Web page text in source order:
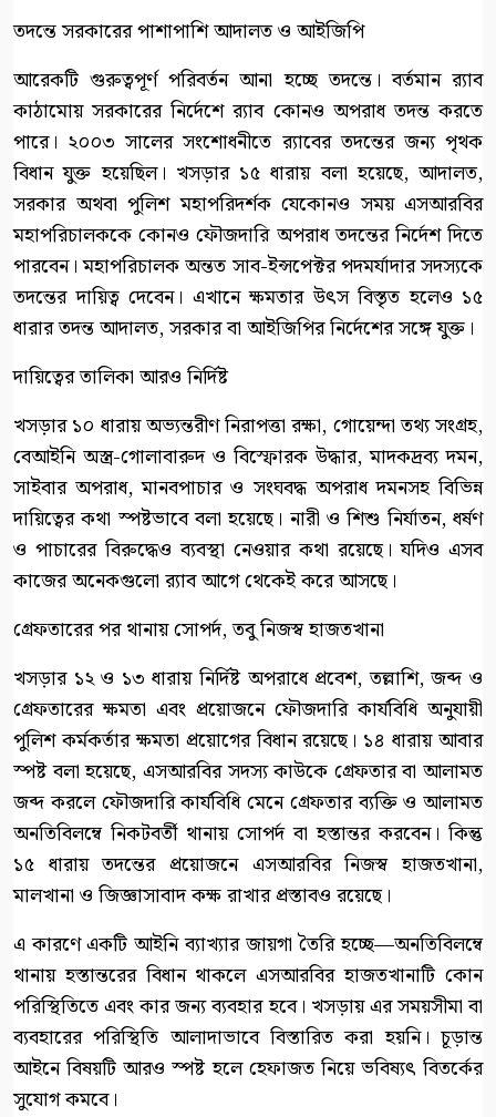
তদন্তে সরকারের পাশাপাশি আদালত ও আইজিপি
আরেকটি গুরুত্বপূর্ণ পরিবর্তন আনা হচ্ছে তদন্তে। বর্তমান র‍্যাব
কাঠামোয় সরকারের নির্দেশে র‍্যাব কোনও অপরাধ তদন্ত করতে
পারে। ২০০৩ সালের সংশোধনীতে র‍্যাবের তদন্তের জন্য পৃথক
বিধান যুক্ত হয়েছিল। খসড়ার ১৫ ধারায় বলা হয়েছে, আদালত,
সরকার অথবা পুলিশ মহাপরিদর্শক যেকোনও সময় এসআরবির
মহাপরিচালককে কোনও ফৌজদারি অপরাধ তদন্তের নির্দেশ দিতে
পারবেন। মহাপরিচালক অন্তত সাব-ইন্সপেক্টর পদমর্যাদার সদস্যকে
তদন্তের দায়িত্ব দেবেন। এখানে ক্ষমতার উৎস বিস্তৃত হলেও ১৫
ধারার তদন্ত আদালত, সরকার বা আইজিপির নির্দেশের সঙ্গে যুক্ত।
দায়িত্বের তালিকা আরও নির্দিষ্ট
খসড়ার ১০ ধারায় অভ্যন্তরীণ নিরাপত্তা রক্ষা, গোয়েন্দা তথ্য সংগ্রহ,
বেআইনি অস্ত্র-গোলাবারুদ ও বিস্ফোরক উদ্ধার, মাদকদ্রব্য দমন,
সাইবার অপরাধ, মানবপাচার ও সংঘবদ্ধ অপরাধ দমনসহ বিভিন্ন
দায়িত্বের কথা স্পষ্টভাবে বলা হয়েছে। নারী ও শিশু নির্যাতন, ধর্ষণ
ও পাচারের বিরুদ্ধেও ব্যবস্থা নেওয়ার কথা রয়েছে। যদিও এসব
কাজের অনেকগুলো র‍্যাব আগে থেকেই করে আসছে।
গ্রেফতারের পর থানায় সোপর্দ, তবু নিজস্ব হাজতখানা
খসড়ার ১২ ও ১৩ ধারায় নির্দিষ্ট অপরাধে প্রবেশ, তল্লাশি, জব্দ ও
গ্রেফতারের ক্ষমতা এবং প্রয়োজনে ফৌজদারি কার্যবিধি অনুযায়ী
পুলিশ কর্মকর্তার ক্ষমতা প্রয়োগের বিধান রয়েছে। ১৪ ধারায় আবার
স্পষ্ট বলা হয়েছে, এসআরবির সদস্য কাউকে গ্রেফতার বা আলামত
জব্দ করলে ফৌজদারি কার্যবিধি মেনে গ্রেফতার ব্যক্তি ও আলামত
অনতিবিলম্বে নিকটবর্তী থানায় সোপর্দ বা হস্তান্তর করবেন। কিন্তু
১৫ ধারায় তদন্তের প্রয়োজনে এসআরবির নিজস্ব হাজতখানা,
মালখানা ও জিজ্ঞাসাবাদ কক্ষ রাখার প্রস্তাবও রয়েছে।
এ কারণে একটি আইনি ব্যাখ্যার জায়গা তৈরি হচ্ছে—অনতিবিলম্বে
থানায় হস্তান্তরের বিধান থাকলে এসআরবির হাজতখানাটি কোন
পরিস্থিতিতে এবং কার জন্য ব্যবহার হবে। খসড়ায় এর সময়সীমা বা
ব্যবহারের পরিস্থিতি আলাদাভাবে বিস্তারিত করা হয়নি। চূড়ান্ত
আইনে বিষয়টি আরও স্পষ্ট হলে হেফাজত নিয়ে ভবিষ্যৎ বিতর্কের
সুযোগ কমবে।